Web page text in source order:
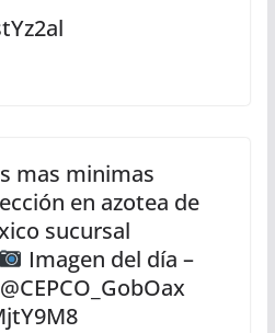
mas minimas
en azotea de
sucursal
Imagen del día –